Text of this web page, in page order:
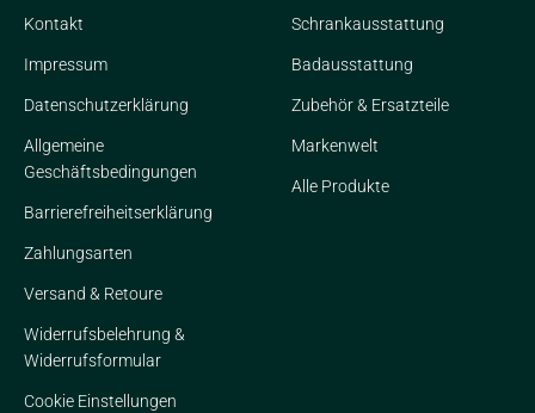
Kontakt
Impressum
Datenschutzerklärung
Allgemeine
Geschäftsbedingungen
Barrierefreiheitserklärung
Zahlungsarten
Versand & Retoure
Widerrufsbelehrung &
Widerrufsformular
Cookie Einstellungen
Schrankausstattung
Badausstattung
Zubehör & Ersatzteile
Markenwelt
Alle Produkte